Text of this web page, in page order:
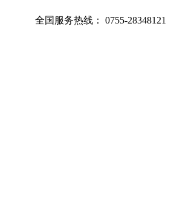
全国服务热线： 0755-28348121